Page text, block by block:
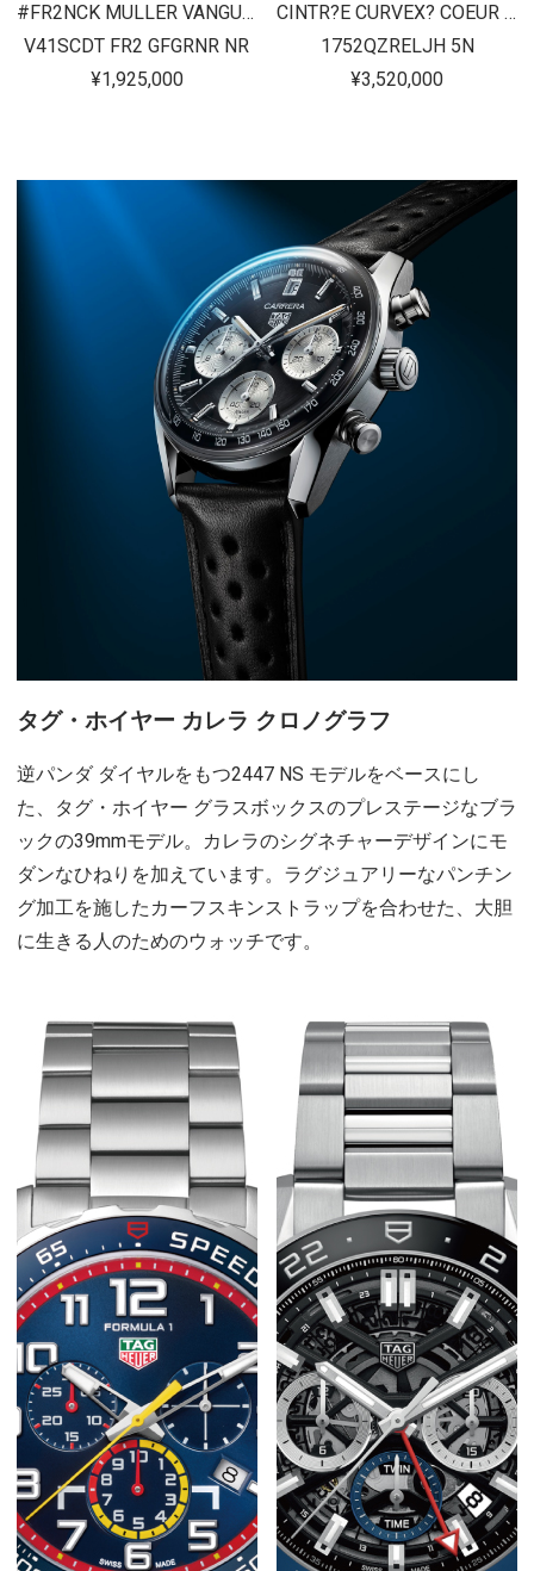
#FR2NCK MULLER VANGUARD
V41SCDT FR2 GFGRNR NR
¥1,925,000
CINTR?E CURVEX? COEUR RELIEF
1752QZRELJH 5N
¥3,520,000
タグ・ホイヤー カレラ クロノグラフ
逆パンダ ダイヤルをもつ2447 NS モデルをベースにし
た、タグ・ホイヤー グラスボックスのプレステージなブラ
ックの39mmモデル。カレラのシグネチャーデザインにモ
ダンなひねりを加えています。ラグジュアリーなパンチン
グ加工を施したカーフスキンストラップを合わせた、大胆
に生きる人のためのウォッチです。